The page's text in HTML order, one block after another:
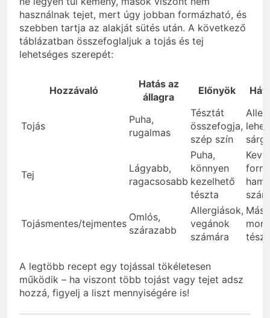
használnak tejet, mert úgy jobban formázható, és
szebben tartja az alakját sütés után. A következő
táblázatban összefoglaljuk a tojás és tej
lehetséges szerepét:
Hozzávaló
Hatás az
állagra
Előnyök
Tojás
Puha,
rugalmas
Tésztát
összefogja,
szép szín
lehet,
Tej
Lágyabb,
ragacsosabb
Puha,
könnyen
kezelhető
tészta
Tojásmentes/tejmentes
Omlós,
szárazabb
Allergiások,
vegánok
számára
Más
A legtöbb recept egy tojással tökéletesen
működik – ha viszont több tojást vagy tejet adsz
hozzá, figyelj a liszt mennyiségére is!